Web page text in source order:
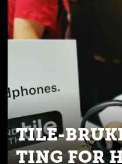
TILE-
TING FOR